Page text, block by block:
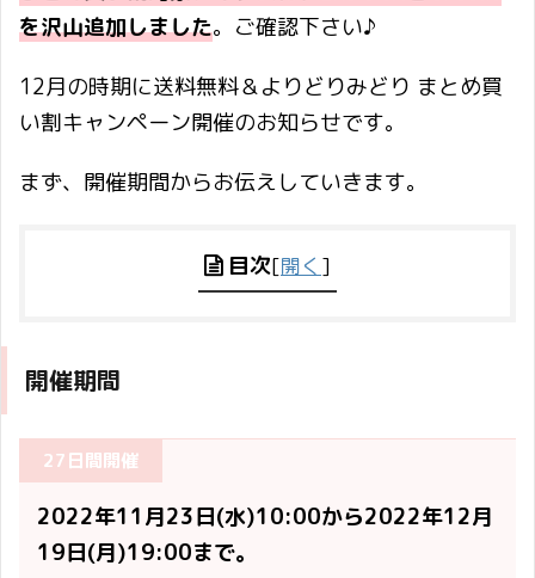
を沢山追加しました。ご確認下さい♪
12月の時期に送料無料＆よりどりみどり まとめ買
い割キャンペーン開催のお知らせです。
まず、開催期間からお伝えしていきます。
目次[開く ]
開催期間
27日間開催
2022年11月23日(水)10:00から2022年12月
19日(月)19:00まで。